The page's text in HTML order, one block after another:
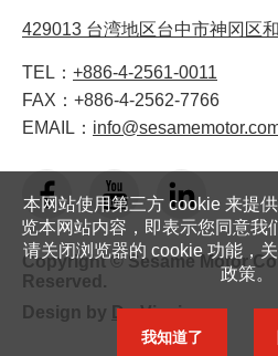
本网站使用第三方 cookie 来提
览本网站内容，即表示您同意我
请关闭浏览器的 cookie 功能，
政策。
我知道了
429013 台湾地区台中市神冈区
TEL： +886-4-2561-0011
FAX： +886-4-2562-7766
EMAIL：
Copyright © Sesame Motor
Reserved.
Design by Da-Vinci